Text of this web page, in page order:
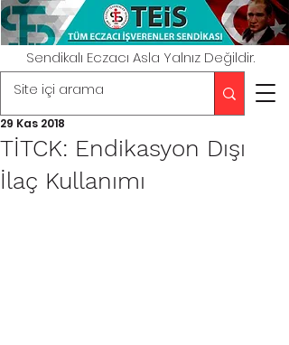
Sendikalı Eczacı Asla Yalnız Değildir.
TİTCK: Endikasyon Dışı
İlaç Kullanımı
29 Kas 2018